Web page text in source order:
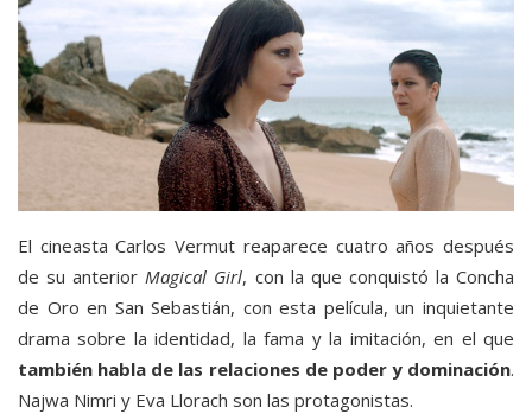
El cineasta Carlos Vermut reaparece cuatro años después
de su anteriorMagical Girl, con la que conquistó la Concha
de Oro en San Sebastián, con esta película, un inquietante
drama sobre la identidad, la fama y la imitación, en el que
también habla de las relaciones de poder y dominación.
Najwa Nimri y Eva Llorach son las protagonistas.